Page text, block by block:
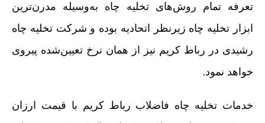
تعرفه تمام روش‌های تخلیه چاه به‌وسیله مدرن‌ترین
ابزار تخلیه چاه زیرنظر اتحادیه بوده و شرکت تخلیه چاه
رشیدی در رباط کریم نیز از همان نرخ تعیین‌شده پیروی
خواهد نمود.
خدمات تخلیه چاه فاضلاب رباط کریم با قیمت ارزان